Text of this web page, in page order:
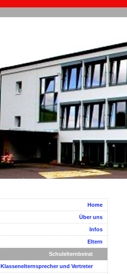
Home
Über uns
Infos
Eltern
Schulelternbeirat
Klassenelternsprecher und Vertreter